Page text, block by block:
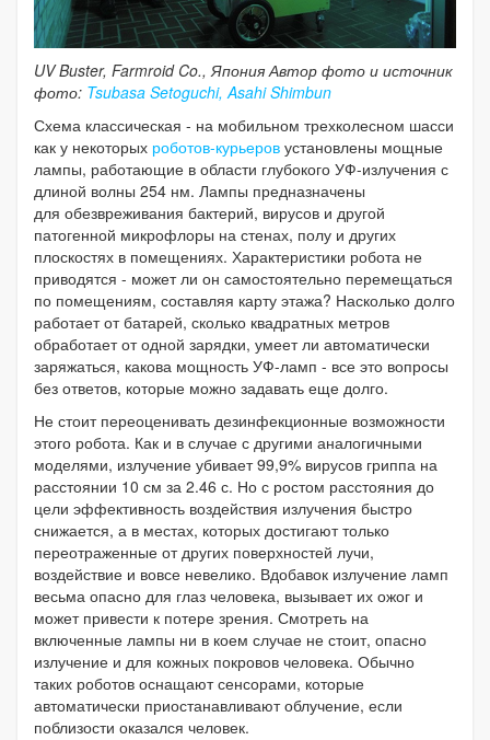
UV Buster, Farmroid Co., Япония Автор фото и источник
фото: Tsubasa Setoguchi, Asahi Shimbun
Схема классическая - на мобильном трехколесном шасси
как у некоторых роботов-курьеров установлены мощные
лампы, работающие в области глубокого УФ-излучения с
длиной волны 254 нм. Лампы предназначены
для обезвреживания бактерий, вирусов и другой
патогенной микрофлоры на стенах, полу и других
плоскостях в помещениях. Характеристики робота не
приводятся - может ли он самостоятельно перемещаться
по помещениям, составляя карту этажа? Насколько долго
работает от батарей, сколько квадратных метров
обработает от одной зарядки, умеет ли автоматически
заряжаться, какова мощность УФ-ламп - все это вопросы
без ответов, которые можно задавать еще долго.
Не стоит переоценивать дезинфекционные возможности
этого робота. Как и в случае с другими аналогичными
моделями, излучение убивает 99,9% вирусов гриппа на
расстоянии 10 см за 2.46 с. Но с ростом расстояния до
цели эффективность воздействия излучения быстро
снижается, а в местах, которых достигают только
переотраженные от других поверхностей лучи,
воздействие и вовсе невелико. Вдобавок излучение ламп
весьма опасно для глаз человека, вызывает их ожог и
может привести к потере зрения. Смотреть на
включенные лампы ни в коем случае не стоит, опасно
излучение и для кожных покровов человека. Обычно
таких роботов оснащают сенсорами, которые
автоматически приостанавливают облучение, если
поблизости оказался человек.